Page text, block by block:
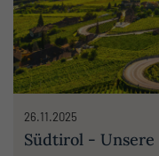
26.11.2025
Südtirol - Unsere